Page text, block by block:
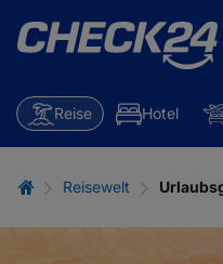
Reise Hotel
Reisewelt